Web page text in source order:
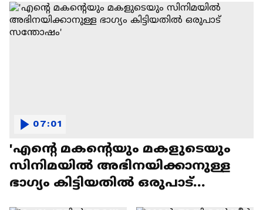
'എന്റെ മകന്റെയും മകളുടെയും
സിനിമയിൽ അഭിനയിക്കാനുള്ള
ഭാഗ്യം കിട്ടിയതിൽ ഒരുപാട്
07:01